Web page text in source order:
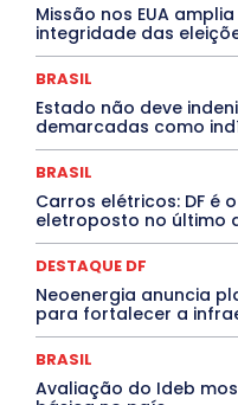
Paraíba
Paraná
Santa Catarina
Saúde Agora
TÁ FROID?
Missão nos EUA
integridade das
BRASIL
Estado não deve
demarcadas como
BRASIL
Carros elétricos: DF é
eletroposto no último
DESTAQUE DF
Neoenergia anuncia
para fortalecer a
BRASIL
Avaliação do Ideb